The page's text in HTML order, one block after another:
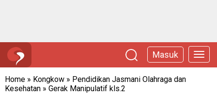
Masuk
Home » Kongkow » Pendidikan Jasmani Olahraga dan
Kesehatan » Gerak Manipulatif kls.2